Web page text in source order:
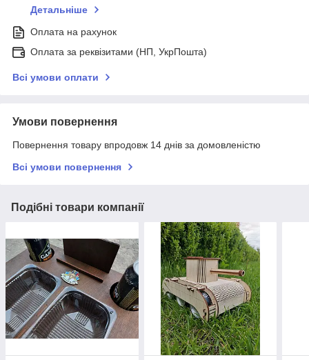
Детальніше
Оплата на рахунок
Оплата за реквізитами (НП, УкрПошта)
Всі умови оплати
Умови повернення
Повернення товару впродовж 14 днів за домовленістю
Всі умови повернення
Подібні товари компанії